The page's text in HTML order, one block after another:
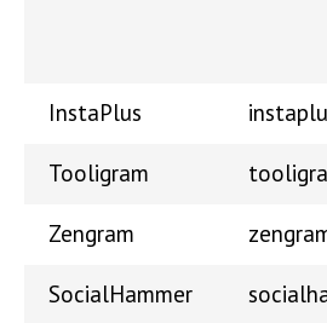
InstaPlus
Tooligram
Zengram
SocialHammer